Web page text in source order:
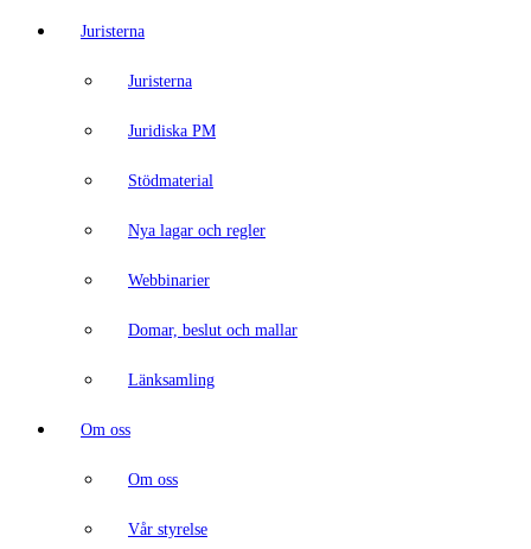
Juristerna
Juristerna
Juridiska PM
Stödmaterial
Nya lagar och regler
Webbinarier
Domar, beslut och mallar
Länksamling
Om oss
Om oss
Vår styrelse